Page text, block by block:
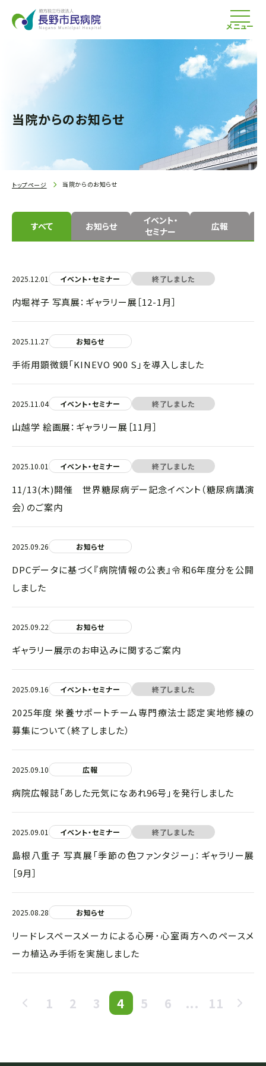
メニュー
当院からのお知らせ
トップページ 当院からのお知らせ
すべて お知らせ
イベント・
セミナー
広報
2025.12.01 イベント・セミナー 終了しました
内堀祥子 写真展：ギャラリー展［12-1月］
2025.11.27 お知らせ
手術用顕微鏡「KINEVO 900 S」を導入しました
2025.11.04 イベント・セミナー 終了しました
山越学 絵画展：ギャラリー展［11月］
2025.10.01 イベント・セミナー 終了しました
11/13(木)開催 世界糖尿病デー記念イベント（糖尿病講演
会）のご案内
2025.09.26 お知らせ
DPCデータに基づく『病院情報の公表』令和6年度分を公開
しました
2025.09.22 お知らせ
ギャラリー展示のお申込みに関するご案内
2025.09.16 イベント・セミナー 終了しました
2025年度 栄養サポートチーム専門療法士認定実地修練の
募集について（終了しました）
2025.09.10 広報
病院広報誌「あした元気になあれ96号」を発行しました
2025.09.01 イベント・セミナー 終了しました
島根八重子 写真展「季節の色ファンタジー」：ギャラリー展
［9月］
2025.08.28 お知らせ
リードレスペースメーカによる心房･心室両方へのペースメ
ーカ植込み手術を実施しました
1 2 3 4 5 6 ... 11